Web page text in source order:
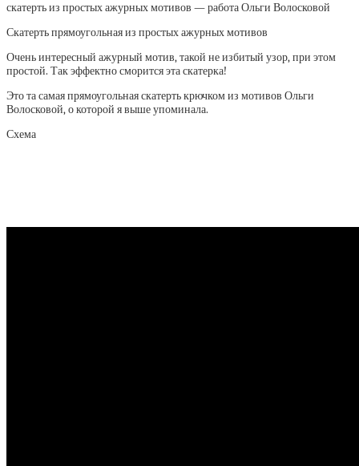
скатерть из простых ажурных мотивов — работа Ольги Волосковой
Скатерть прямоугольная из простых ажурных мотивов
Очень интересный ажурный мотив, такой не избитый узор, при этом
простой. Так эффектно сморится эта скатерка!
Это та самая прямоугольная скатерть крючком из мотивов Ольги
Волосковой, о которой я выше упоминала.
Схема